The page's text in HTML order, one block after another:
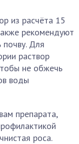
из расчёта 15
рекомендуют
Для
раствор
не обжечь
воды
препарата,
роса.